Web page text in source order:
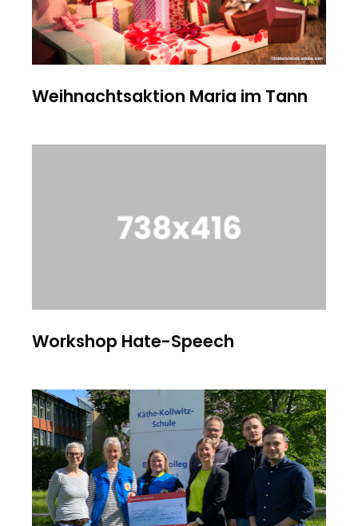
Weihnachtsaktion Maria im Tann
Workshop Hate-Speech